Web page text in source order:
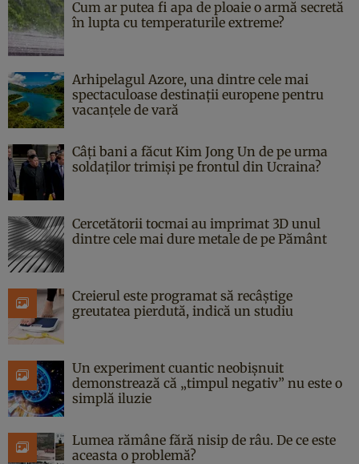
Cum ar putea fi apa de ploaie o armă secretă
în lupta cu temperaturile extreme?
Arhipelagul Azore, una dintre cele mai
spectaculoase destinații europene pentru
vacanțele de vară
Câți bani a făcut Kim Jong Un de pe urma
soldaților trimiși pe frontul din Ucraina?
Cercetătorii tocmai au imprimat 3D unul
dintre cele mai dure metale de pe Pământ
Creierul este programat să recâștige
greutatea pierdută, indică un studiu
Un experiment cuantic neobișnuit
demonstrează că „timpul negativ” nu este o
simplă iluzie
Lumea rămâne fără nisip de râu. De ce este
aceasta o problemă?